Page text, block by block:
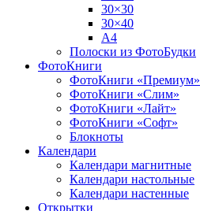
30×30
30×40
A4
Полоски из ФотоБудки
ФотоКниги
ФотоКниги «Премиум»
ФотоКниги «Слим»
ФотоКниги «Лайт»
ФотоКниги «Софт»
Блокноты
Календари
Календари магнитные
Календари настольные
Календари настенные
Открытки